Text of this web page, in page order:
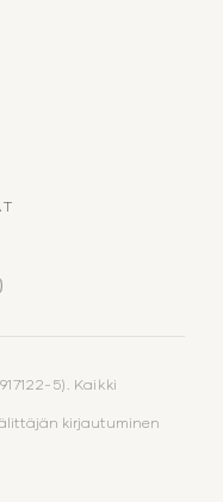
5). Kaikki
kirjautuminen